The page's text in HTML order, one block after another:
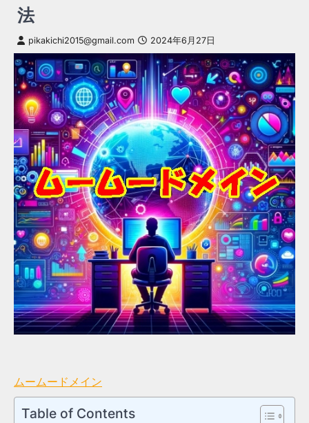
法
pikakichi2015@gmail.com 2024年6月27日
ムームードメイン
Table of Contents